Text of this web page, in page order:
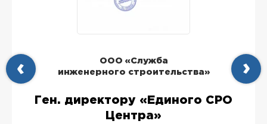
ООО «Служба
инженерного строительства»
Ген. директору «Единого СРО
Центра»